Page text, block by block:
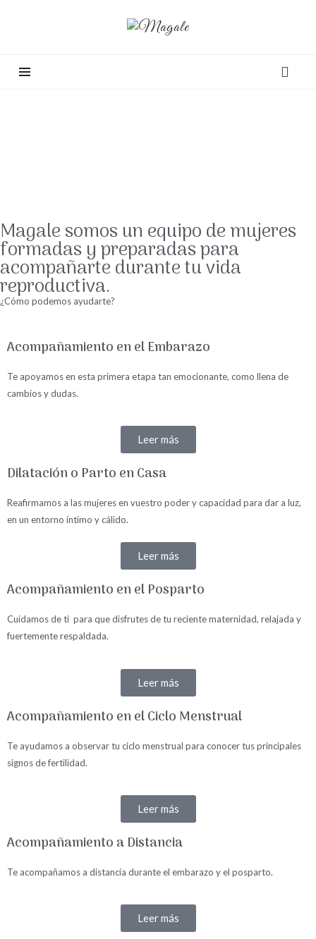
Magale somos un equipo de mujeres
formadas y preparadas para
acompañarte durante tu vida
reproductiva.
¿Cómo podemos ayudarte?
Acompañamiento en el Embarazo
Te apoyamos en esta primera etapa tan emocionante, como llena de
cambios y dudas.
Leer más
Dilatación o Parto en Casa
Reafirmamos a las mujeres en vuestro poder y capacidad para dar a luz,
en un entorno íntimo y cálido.
Leer más
Acompañamiento en el Posparto
Cuidamos de ti para que disfrutes de tu reciente maternidad, relajada y
fuertemente respaldada.
Leer más
Acompañamiento en el Ciclo Menstrual
Te ayudamos a observar tu ciclo menstrual para conocer tus principales
signos de fertilidad.
Leer más
Acompañamiento a Distancia
Te acompañamos a distancia durante el embarazo y el posparto.
Leer más